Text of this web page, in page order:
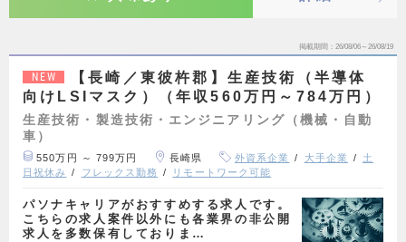
掲載期間 26/08/06～26/08/19
NEW
【長崎／東彼杵郡】生産技術（半導体
向けLSIマスク）（年収560万円～784万円）
生産技術・製造技術・エンジニアリング（機械・自動
車）
550万円 ～ 799万円 長崎県 外資系企業 大手企業
土
日祝休み
フレックス勤務 リモートワーク可能
パソナキャリアがおすすめする求人です。
こちらの求人案件以外にも各業界の非公開
求人を多数保有しておりま…